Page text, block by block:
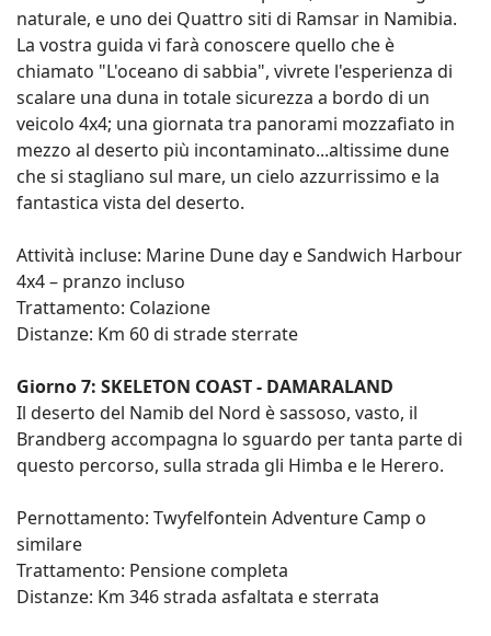
naturale, e uno dei Quattro siti di Ramsar in Namibia.
La vostra guida vi farà conoscere quello che è
chiamato "L'oceano di sabbia", vivrete l'esperienza di
scalare una duna in totale sicurezza a bordo di un
veicolo 4x4; una giornata tra panorami mozzafiato in
mezzo al deserto più incontaminato...altissime dune
che si stagliano sul mare, un cielo azzurrissimo e la
fantastica vista del deserto.
Attività incluse: Marine Dune day e Sandwich Harbour
4x4 – pranzo incluso
Trattamento: Colazione
Distanze: Km 60 di strade sterrate
Giorno 7: SKELETON COAST - DAMARALAND
Il deserto del Namib del Nord è sassoso, vasto, il
Brandberg accompagna lo sguardo per tanta parte di
questo percorso, sulla strada gli Himba e le Herero.
Pernottamento: Twyfelfontein Adventure Camp o
similare
Trattamento: Pensione completa
Distanze: Km 346 strada asfaltata e sterrata